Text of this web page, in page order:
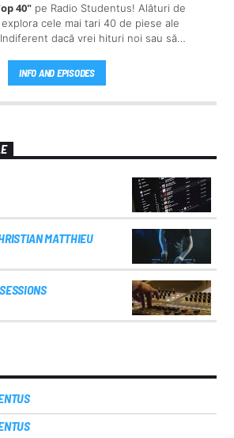
40"pe Radio Studentus! Alături de
cele mai tari 40 de piese ale
dacă vrei hituri noi sau să
e în trend în lumea muzicii. Așa că,
te distrezi și să te lași dus de valul
pe Radio Studentus!
INFO AND EPISODES
MATTHIEU